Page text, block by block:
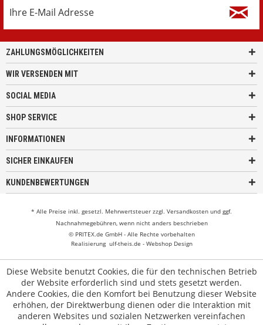
ZAHLUNGSMÖGLICHKEITEN
WIR VERSENDEN MIT
SOCIAL MEDIA
SHOP SERVICE
INFORMATIONEN
SICHER EINKAUFEN
KUNDENBEWERTUNGEN
* Alle Preise inkl. gesetzl. Mehrwertsteuer zzgl. Versandkosten und ggf.
Nachnahmegebühren, wenn nicht anders beschrieben
© PRITEX.de GmbH - Alle Rechte vorbehalten
Realisierung ulf-theis.de - Webshop Design
Diese Website benutzt Cookies, die für den technischen Betrieb
der Website erforderlich sind und stets gesetzt werden.
Andere Cookies, die den Komfort bei Benutzung dieser Website
erhöhen, der Direktwerbung dienen oder die Interaktion mit
anderen Websites und sozialen Netzwerken vereinfachen